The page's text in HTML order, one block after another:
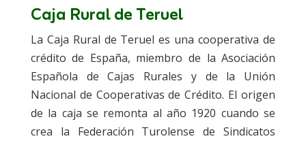
Caja Rural de Teruel
La Caja Rural de Teruel es una cooperativa de
crédito de España, miembro de la Asociación
Española de Cajas Rurales y de la Unión
Nacional de Cooperativas de Crédito. El origen
de la caja se remonta al año 1920 cuando se
crea la Federación Turolense de Sindicatos